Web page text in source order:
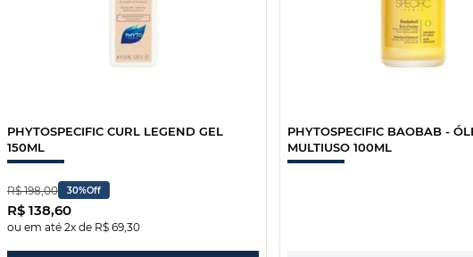
PHYTOSPECIFIC CURL LEGEND GEL
150ML
R$ 198,00 30%Off
R$ 138,60
ou em até 2x de R$ 69,30
PHYTOSPECIFIC BAOBAB -
MULTIUSO 100ML